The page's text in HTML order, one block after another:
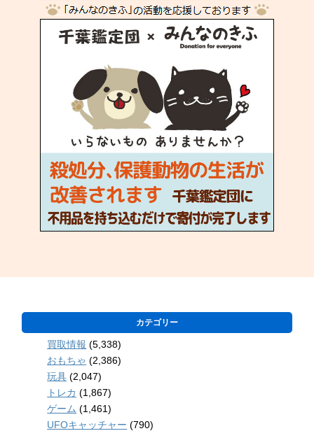
カテゴリー
買取情報 (5,338)
おもちゃ (2,386)
玩具 (2,047)
トレカ (1,867)
ゲーム (1,461)
UFOキャッチャー (790)